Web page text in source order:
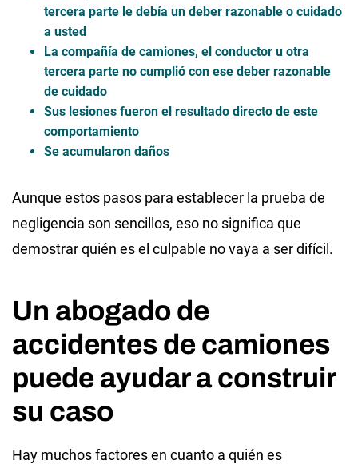
tercera parte le debía un deber razonable o cuidado
a usted
La compañía de camiones, el conductor u otra
tercera parte no cumplió con ese deber razonable
de cuidado
Sus lesiones fueron el resultado directo de este
comportamiento
Se acumularon daños
Aunque estos pasos para establecer la prueba de
negligencia son sencillos, eso no significa que
demostrar quién es el culpable no vaya a ser difícil.
Un abogado de
accidentes de camiones
puede ayudar a construir
su caso
Hay muchos factores en cuanto a quién es